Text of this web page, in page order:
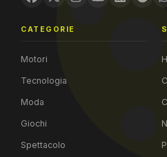
CATEGORIE
Motori
Tecnologia
Moda
Giochi
Spettacolo